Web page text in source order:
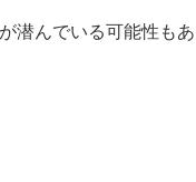
潜んでいる可能性もあ